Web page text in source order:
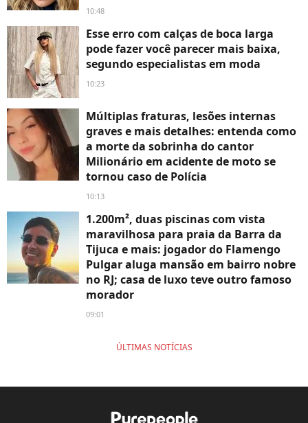
10:48
Esse erro com calças de boca larga
pode fazer você parecer mais baixa,
segundo especialistas em moda
10:23
Múltiplas fraturas, lesões internas
graves e mais detalhes: entenda como
a morte da sobrinha do cantor
Milionário em acidente de moto se
tornou caso de Polícia
10:13
1.200m², duas piscinas com vista
maravilhosa para praia da Barra da
Tijuca e mais: jogador do Flamengo
Pulgar aluga mansão em bairro nobre
no RJ; casa de luxo teve outro famoso
morador
09:01
ÚLTIMAS NOTÍCIAS